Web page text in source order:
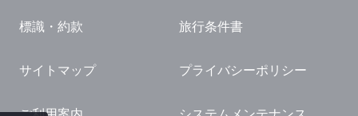
横浜 ホテル
熱海 ホテル
国内観光ガイド
旅行・観光情報
標識・約款 旅行条件書
サイトマップ プライバシーポリシー